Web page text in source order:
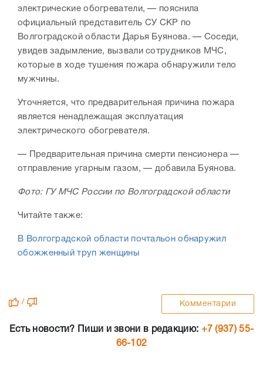
электрические обогреватели, — пояснила
официальный представитель СУ СКР по
Волгоградской области Дарья Буянова. — Соседи,
увидев задымление, вызвали сотрудников МЧС,
которые в ходе тушения пожара обнаружили тело
мужчины.
Уточняется, что предварительная причина пожара
является ненадлежащая эксплуатация
электрического обогревателя.
— Предварительная причина смерти пенсионера —
отправление угарным газом, — добавила Буянова.
Фото: ГУ МЧС России по Волгоградской области
Читайте также:
В Волгоградской области почтальон обнаружил
обожженный труп женщины
/ Комментарии
Есть новости? Пиши и звони в редакцию: +7 (937) 55-
66-102